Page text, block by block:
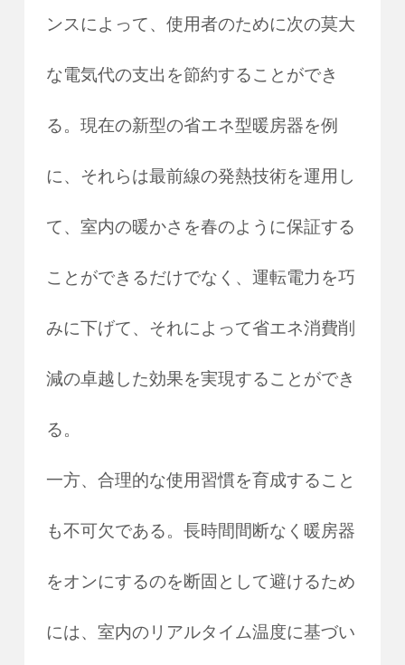
ンスによって、使用者のために次の莫大
な電気代の支出を節約することができ
る。現在の新型の省エネ型暖房器を例
に、それらは最前線の発熱技術を運用し
て、室内の暖かさを春のように保証する
ことができるだけでなく、運転電力を巧
みに下げて、それによって省エネ消費削
減の卓越した効果を実現することができ
る。
一方、合理的な使用習慣を育成すること
も不可欠である。長時間間断なく暖房器
をオンにするのを断固として避けるため
には、室内のリアルタイム温度に基づい